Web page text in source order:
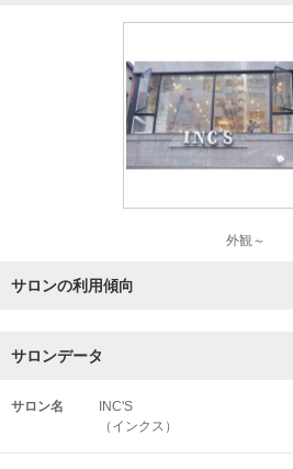
外観～
サロンの利用傾向
サロンデータ
サロン名
INC'S
（インクス）